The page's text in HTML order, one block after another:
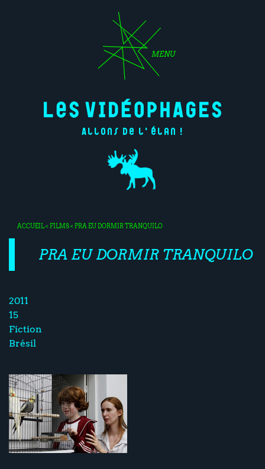
MENU
Allons de l'élan !
ACCUEIL< FILMS< PRA EU DORMIR TRANQUILO
PRA EU DORMIR TRANQUILO
2011
15
Fiction
Brésil